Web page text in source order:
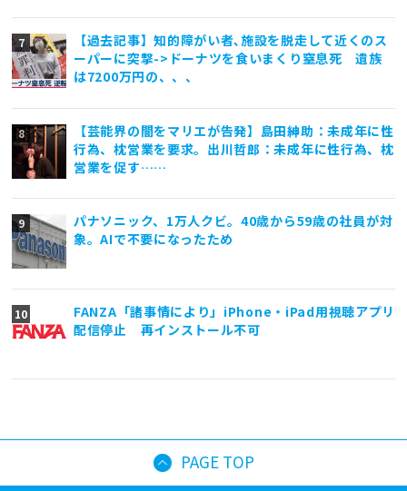
【過去記事】知的障がい者､施設を脱走して近くのス
ーパーに突撃->ドーナツを食いまくり窒息死 遺族
は7200万円の、、、
【芸能界の闇をマリエが告発】島田紳助：未成年に性
行為、枕営業を要求。出川哲郎：未成年に性行為、枕
営業を促す……
パナソニック、1万人クビ。40歳から59歳の社員が対
象。AIで不要になったため
FANZA「諸事情により」iPhone・iPad用視聴アプリ
配信停止 再インストール不可
PAGE TOP